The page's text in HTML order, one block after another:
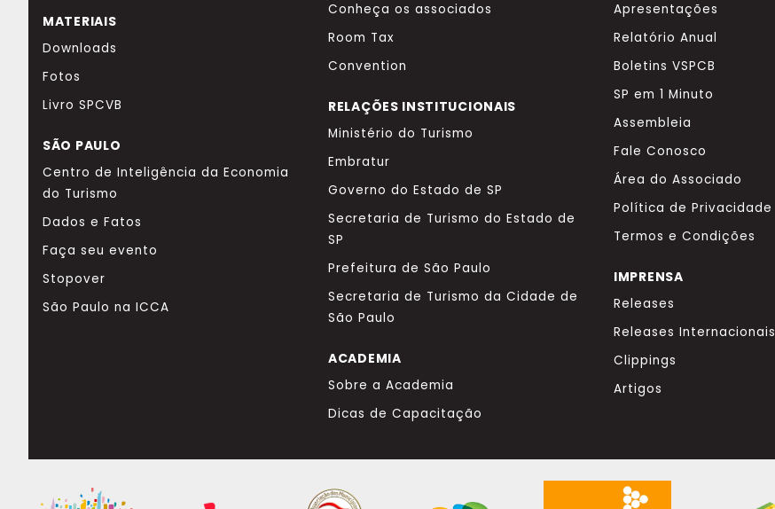
MATERIAIS
Downloads
Fotos
Livro SPCVB
SÃO PAULO
Centro de Inteligência da Economia
do Turismo
Dados e Fatos
Faça seu evento
Stopover
São Paulo na ICCA
Conheça os associados
Room Tax
Convention
RELAÇÕES INSTITUCIONAIS
Ministério do Turismo
Embratur
Governo do Estado de SP
Secretaria de Turismo do Estado de
SP
Prefeitura de São Paulo
Secretaria de Turismo da Cidade de
São Paulo
ACADEMIA
Sobre a Academia
Dicas de Capacitação
Apresentações
Relatório Anual
Boletins VSPCB
SP em 1 Minuto
Assembleia
Fale Conosco
Área do Associado
Política de Privacidade
Termos e Condições
IMPRENSA
Releases
Releases Internacionais
Clippings
Artigos